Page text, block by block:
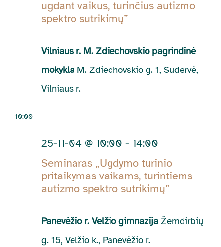
11-
04
ugdant vaikus, turinčius autizmo
spektro sutrikimų”
Vilniaus r. M. Zdiechovskio pagrindinė
mokykla M. Zdiechovskio g. 1, Sudervė,
Vilniaus r.
10:00
Seminaras „Ugdymo turinio
pritaikymas vaikams, turintiems
autizmo spektro sutrikimų”
25-11-04 @ 10:00 - 14:00
Panevėžio r. Velžio gimnazija Žemdirbių
g. 15, Velžio k., Panevėžio r.